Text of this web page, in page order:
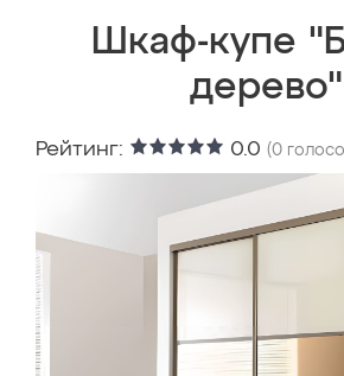
Шкаф-купе
дерево"
Рейтинг: 0.0 (0